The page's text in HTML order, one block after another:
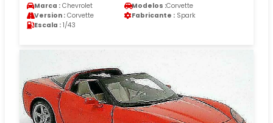
Marca : Chevrolet Modelos :Corvette
Version : Corvette Fabricante : Spark
Escala : 1/43